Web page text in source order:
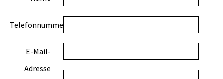
Telefonnummer
E-Mail-
Adresse